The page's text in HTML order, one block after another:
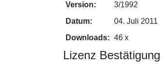
Version:
3/1992
Datum:
04. Juli 2011
Downloads: 46 x
Lizenz Bestätigung